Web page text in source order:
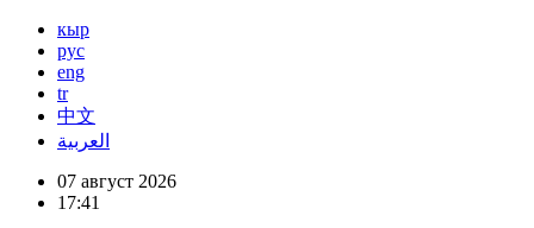
кыр
рус
eng
tr
中文
العربية
07 август 2026
17:41